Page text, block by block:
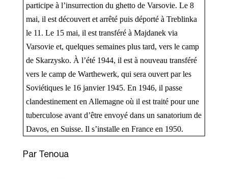
participe à l’insurrection du ghetto de Varsovie. Le 8
mai, il est découvert et arrêté puis déporté à Treblinka
le 11. Le 15 mai, il est transféré à Majdanek via
Varsovie et, quelques semaines plus tard, vers le camp
de Skarzysko. À l’été 1944, il est à nouveau transféré
vers le camp de Warthewerk, qui sera ouvert par les
Soviétiques le 16 janvier 1945. En 1946, il passe
clandestinement en Allemagne où il est traité pour une
tuberculose avant d’être envoyé dans un sanatorium de
Davos, en Suisse. Il s’installe en France en 1950.
Tenoua